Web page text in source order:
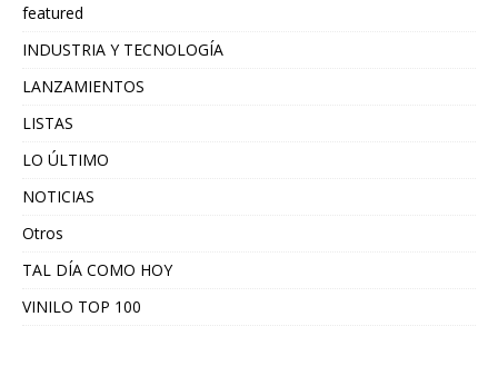
featured
INDUSTRIA Y TECNOLOGÍA
LANZAMIENTOS
LISTAS
LO ÚLTIMO
NOTICIAS
Otros
TAL DÍA COMO HOY
VINILO TOP 100